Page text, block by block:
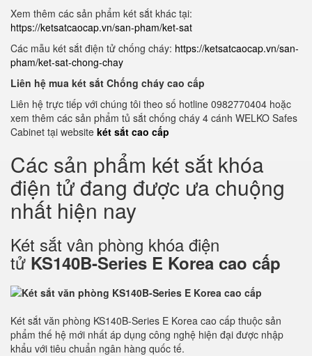
Xem thêm các sản phẩm két sắt khác tại:
https://ketsatcaocap.vn/san-pham/ket-sat
Các mẫu két sắt điện tử chống cháy: https://ketsatcaocap.vn/san-
pham/ket-sat-chong-chay
Liên hệ mua két sắt Chống cháy cao cấp
Liên hệ trực tiếp với chúng tôi theo số hotline 0982770404 hoặc
xem thêm các sản phẩm tủ sắt chống cháy 4 cánh WELKO Safes
Cabinet tại website két sắt cao cấp
Các sản phẩm két sắt khóa
điện tử đang được ưa chuộng
nhất hiện nay
Két sắt vân phòng khóa điện
tử KS140B-Series E Korea cao cấp
Két sắt văn phòng KS140B-Series E Korea cao cấp thuộc sản
phẩm thế hệ mới nhất áp dụng công nghệ hiện đại được nhập
khẩu với tiêu chuẩn ngân hàng quốc tế.